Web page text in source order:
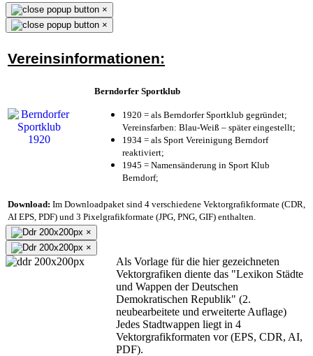
×
×
Vereinsinformationen:
Berndorfer Sportklub
1920 = als Berndorfer Sportklub gegründet;
Vereinsfarben: Blau-Weiß – später eingestellt;
1934 = als Sport Vereinigung Berndorf
reaktiviert;
1945 = Namensänderung in Sport Klub
Berndorf;
Download: Im Downloadpaket sind 4 verschiedene Vektorgrafikformate (CDR,
AI EPS, PDF) und 3 Pixelgrafikformate (JPG, PNG, GIF) enthalten.
×
×
Als Vorlage für die hier gezeichneten
Vektorgrafiken diente das "Lexikon Städte
und Wappen der Deutschen
Demokratischen Republik" (2.
neubearbeitete und erweiterte Auflage)
Jedes Stadtwappen liegt in 4
Vektorgrafikformaten vor (EPS, CDR, AI,
PDF).